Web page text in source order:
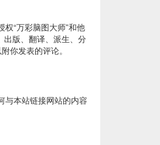
“万彩脑图大师”和他
出版、翻译、派生、分
你发表的评论。
与本站链接网站的内容